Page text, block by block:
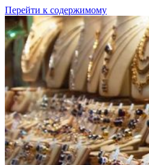
Перейти к содержимому